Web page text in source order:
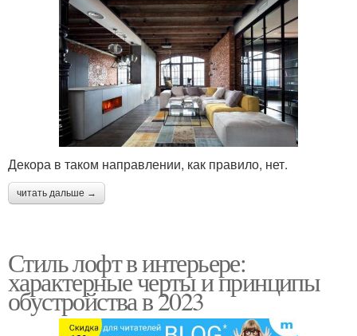
Декора в таком направлении, как правило, нет.
читать дальше →
Стиль лофт в интерьере:
характерные черты и принципы
обустройства в 2023